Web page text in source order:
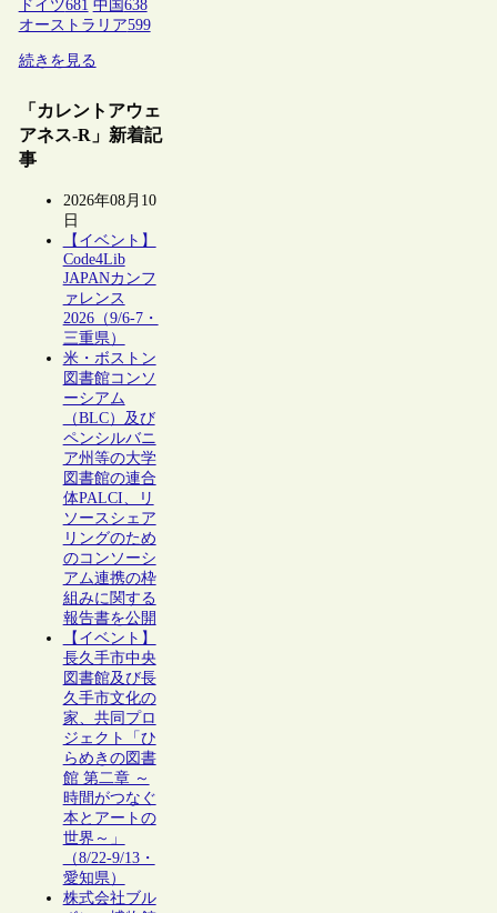
ドイツ681 中国 638
オーストラリア599
続きを見る
「カレントアウェ
アネス-R」新着記
事
2026年08月10
日
【イベント】
Code4Lib
JAPANカンフ
ァレンス
2026（9/6-7・
三重県）
米・ボストン
図書館コンソ
ーシアム
（BLC）及び
ペンシルバニ
ア州等の大学
図書館の連合
体PALCI、リ
ソースシェア
リングのため
のコンソーシ
アム連携の枠
組みに関する
報告書を公開
【イベント】
長久手市中央
図書館及び長
久手市文化の
家、共同プロ
ジェクト「ひ
らめきの図書
館 第二章 ～
時間がつなぐ
本とアートの
世界～」
（8/22-9/13・
愛知県）
株式会社ブル